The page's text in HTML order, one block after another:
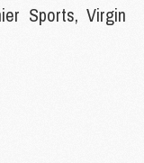
Sports, Virgin